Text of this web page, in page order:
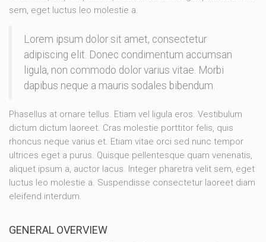
sem, eget luctus leo molestie a.
Lorem ipsum dolor sit amet, consectetur
adipiscing elit. Donec condimentum accumsan
ligula, non commodo dolor varius vitae. Morbi
dapibus neque a mauris sodales bibendum.
Phasellus at ornare tellus. Etiam vel ligula eros. Vestibulum
dictum dictum laoreet. Cras molestie porttitor felis, quis
rhoncus neque varius et. Etiam vitae orci sed nunc tempor
ultrices eget a purus. Quisque pellentesque quam venenatis,
aliquet ipsum a, auctor lacus. Integer pharetra velit sem, eget
luctus leo molestie a. Suspendisse consectetur laoreet diam
eleifend interdum.
GENERAL OVERVIEW